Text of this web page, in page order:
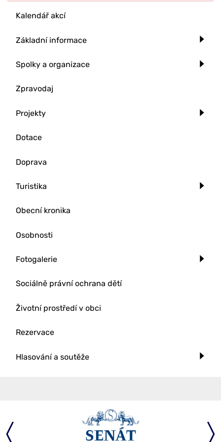
Kalendář akcí
Základní informace
Spolky a organizace
Zpravodaj
Projekty
Dotace
Doprava
Turistika
Obecní kronika
Osobnosti
Fotogalerie
Sociálně právní ochrana dětí
Životní prostředí v obci
Rezervace
Hlasování a soutěže